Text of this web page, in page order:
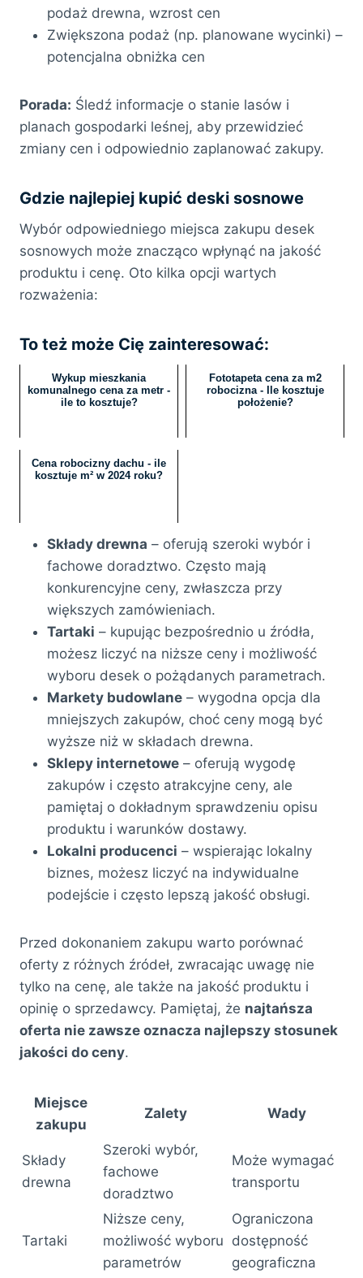
podaż drewna, wzrost cen
Zwiększona podaż (np. planowane wycinki) –
potencjalna obniżka cen
Porada: Śledź informacje o stanie lasów i
planach gospodarki leśnej, aby przewidzieć
zmiany cen i odpowiednio zaplanować zakupy.
Gdzie najlepiej kupić deski sosnowe
Wybór odpowiedniego miejsca zakupu desek
sosnowych może znacząco wpłynąć na jakość
produktu i cenę. Oto kilka opcji wartych
rozważenia:
To też może Cię zainteresować:
Wykup mieszkania
komunalnego cena za metr -
ile to kosztuje?
Fototapeta cena za m2
robocizna - Ile kosztuje
położenie?
Cena robocizny dachu - ile
kosztuje m² w 2024 roku?
Składy drewna – oferują szeroki wybór i
fachowe doradztwo. Często mają
konkurencyjne ceny, zwłaszcza przy
większych zamówieniach.
Tartaki – kupując bezpośrednio u źródła,
możesz liczyć na niższe ceny i możliwość
wyboru desek o pożądanych parametrach.
Markety budowlane – wygodna opcja dla
mniejszych zakupów, choć ceny mogą być
wyższe niż w składach drewna.
Sklepy internetowe – oferują wygodę
zakupów i często atrakcyjne ceny, ale
pamiętaj o dokładnym sprawdzeniu opisu
produktu i warunków dostawy.
Lokalni producenci – wspierając lokalny
biznes, możesz liczyć na indywidualne
podejście i często lepszą jakość obsługi.
Przed dokonaniem zakupu warto porównać
oferty z różnych źródeł, zwracając uwagę nie
tylko na cenę, ale także na jakość produktu i
opinię o sprzedawcy. Pamiętaj, że najtańsza
oferta nie zawsze oznacza najlepszy stosunek
jakości do ceny.
Miejsce
zakupu
Zalety Wady
Składy
drewna
Szeroki wybór,
fachowe
doradztwo
Może wymagać
transportu
Tartaki
Niższe ceny,
możliwość wyboru
parametrów
Ograniczona
dostępność
geograficzna